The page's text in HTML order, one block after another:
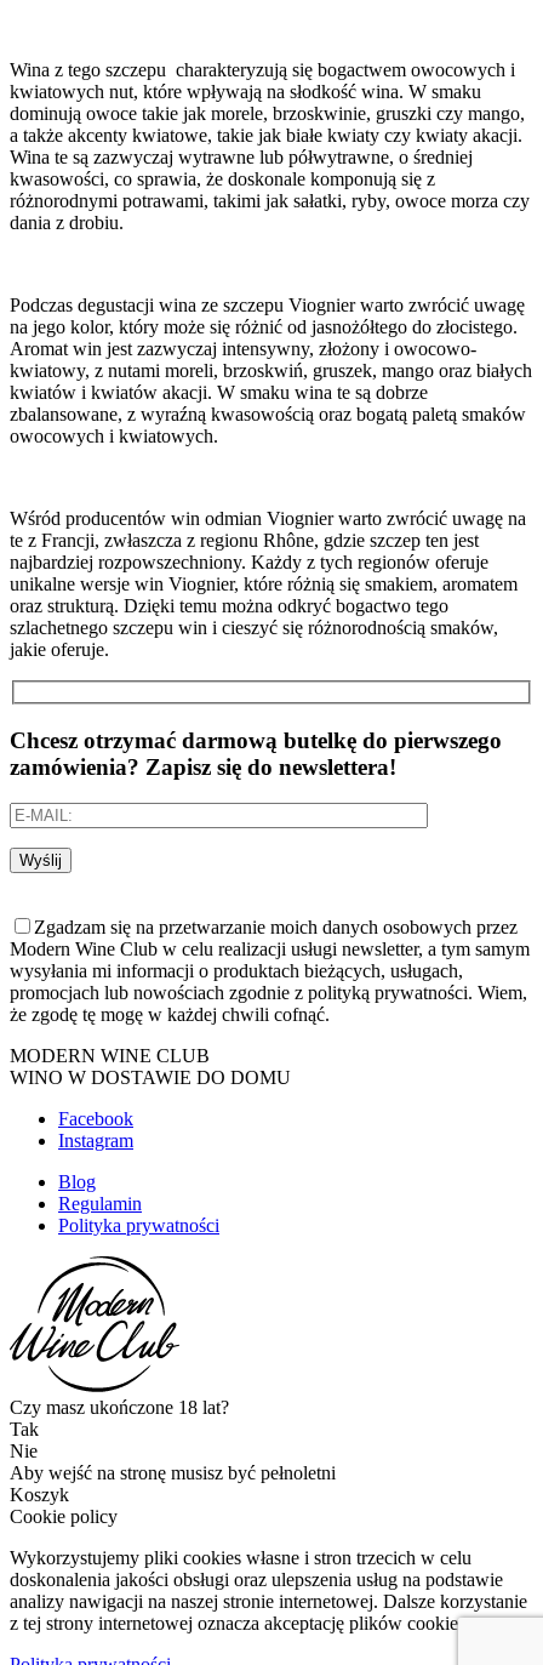
Wina z tego szczepu charakteryzują się bogactwem owocowych i
kwiatowych nut, które wpływają na słodkość wina. W smaku
dominują owoce takie jak morele, brzoskwinie, gruszki czy mango,
a także akcenty kwiatowe, takie jak białe kwiaty czy kwiaty akacji.
Wina te są zazwyczaj wytrawne lub półwytrawne, o średniej
kwasowości, co sprawia, że doskonale komponują się z
różnorodnymi potrawami, takimi jak sałatki, ryby, owoce morza czy
dania z drobiu.
Podczas degustacji wina ze szczepu Viognier warto zwrócić uwagę
na jego kolor, który może się różnić od jasnożółtego do złocistego.
Aromat win jest zazwyczaj intensywny, złożony i owocowo-
kwiatowy, z nutami moreli, brzoskwiń, gruszek, mango oraz białych
kwiatów i kwiatów akacji. W smaku wina te są dobrze
zbalansowane, z wyraźną kwasowością oraz bogatą paletą smaków
owocowych i kwiatowych.
Wśród producentów win odmian Viognier warto zwrócić uwagę na
te z Francji, zwłaszcza z regionu Rhône, gdzie szczep ten jest
najbardziej rozpowszechniony. Każdy z tych regionów oferuje
unikalne wersje win Viognier, które różnią się smakiem, aromatem
oraz strukturą. Dzięki temu można odkryć bogactwo tego
szlachetnego szczepu win i cieszyć się różnorodnością smaków,
jakie oferuje.
Chcesz otrzymać darmową butelkę do pierwszego
zamówienia? Zapisz się do newslettera!
Wyślij
Zgadzam się na przetwarzanie moich danych osobowych przez
Modern Wine Club w celu realizacji usługi newsletter, a tym samym
wysyłania mi informacji o produktach bieżących, usługach,
promocjach lub nowościach zgodnie z polityką prywatności. Wiem,
że zgodę tę mogę w każdej chwili cofnąć.
MODERN WINE CLUB
WINO W DOSTAWIE DO DOMU
Facebook
Instagram
Blog
Regulamin
Polityka prywatności
Czy masz ukończone 18 lat?
Tak
Nie
Aby wejść na stronę musisz być pełnoletni
Koszyk
Cookie policy
Wykorzystujemy pliki cookies własne i stron trzecich w celu
doskonalenia jakości obsługi oraz ulepszenia usług na podstawie
analizy nawigacji na naszej stronie internetowej. Dalsze korzystanie
z tej strony internetowej oznacza akceptację plików cookies.